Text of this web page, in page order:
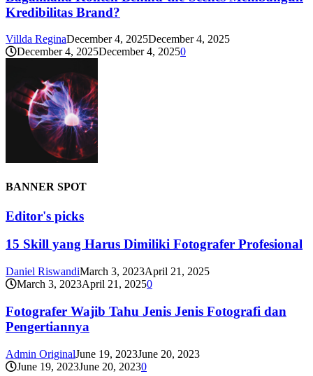
Kredibilitas Brand?
Villda ReginaDecember 4, 2025December 4, 2025
December 4, 2025December 4, 20250
BANNER SPOT
Editor's picks
15 Skill yang Harus Dimiliki Fotografer Profesional
Daniel RiswandiMarch 3, 2023April 21, 2025
March 3, 2023April 21, 20250
Fotografer Wajib Tahu Jenis Jenis Fotografi dan
Pengertiannya
Admin OriginalJune 19, 2023June 20, 2023
June 19, 2023June 20, 20230